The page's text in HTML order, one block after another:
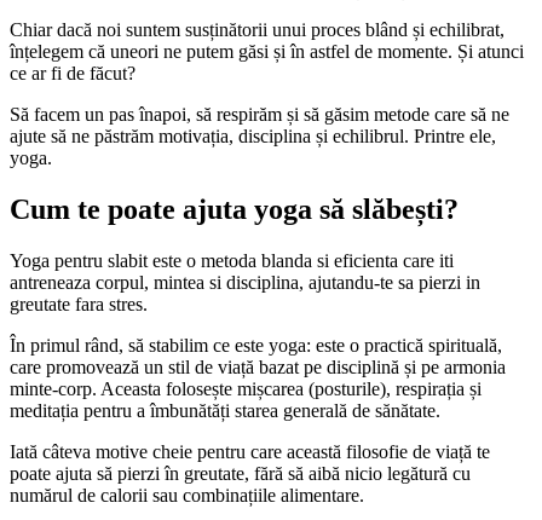
Chiar dacă noi suntem susținătorii unui proces blând și echilibrat,
înțelegem că uneori ne putem găsi și în astfel de momente. Și atunci
ce ar fi de făcut?
Să facem un pas înapoi, să respirăm și să găsim metode care să ne
ajute să ne păstrăm motivația, disciplina și echilibrul. Printre ele,
yoga.
Cum te poate ajuta yoga să slăbești?
Yoga pentru slabit este o metoda blanda si eficienta care iti
antreneaza corpul, mintea si disciplina, ajutandu-te sa pierzi in
greutate fara stres.
În primul rând, să stabilim ce este yoga: este o practică spirituală,
care promovează un stil de viață bazat pe disciplină și pe armonia
minte-corp. Aceasta folosește mișcarea (posturile), respirația și
meditația pentru a îmbunătăți starea generală de sănătate.
Iată câteva motive cheie pentru care această filosofie de viață te
poate ajuta să pierzi în greutate, fără să aibă nicio legătură cu
numărul de calorii sau combinațiile alimentare.